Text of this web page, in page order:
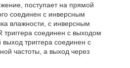
поступает на прямой
соединен с инверсным
влажности, с инверсным
соединен с выходом
триггера соединен с
частоты, а выход через